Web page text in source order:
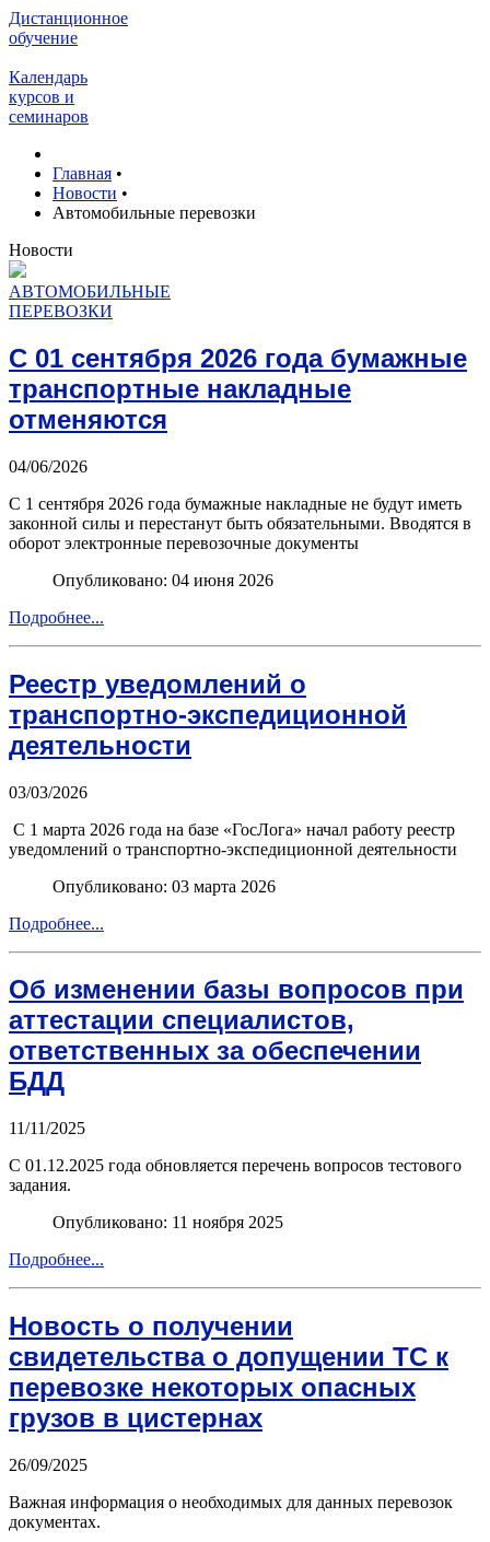
Дистанционное
обучение
Календарь
курсов и
семинаров
Главная •
Новости •
Автомобильные перевозки
Новости
АВТОМОБИЛЬНЫЕ
ПЕРЕВОЗКИ
С 01 сентября 2026 года бумажные
транспортные накладные
отменяются
04/06/2026
С 1 сентября 2026 года бумажные накладные не будут иметь
законной силы и перестанут быть обязательными. Вводятся в
оборот электронные перевозочные документы
Опубликовано: 04 июня 2026
Подробнее...
Реестр уведомлений о
транспортно-экспедиционной
деятельности
03/03/2026
С 1 марта 2026 года на базе «ГосЛога» начал работу реестр
уведомлений о транспортно-экспедиционной деятельности
Опубликовано: 03 марта 2026
Подробнее...
Об изменении базы вопросов при
аттестации специалистов,
ответственных за обеспечении
БДД
11/11/2025
С 01.12.2025 года обновляется перечень вопросов тестового
задания.
Опубликовано: 11 ноября 2025
Подробнее...
Новость о получении
свидетельства о допущении ТС к
перевозке некоторых опасных
грузов в цистернах
26/09/2025
Важная информация о необходимых для данных перевозок
документах.